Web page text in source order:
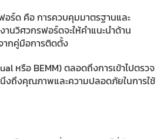
อร์ด คือ การควบคุมมาตรฐานและ
วิศวกรฟอร์ดจะให้คำแนะนำด้าน
ากคู่มือการติดตั้ง
หรือ BEMM) ตลอดถึงการเข้าไปตรวจ
ถึงคุณภาพและความปลอดภัยในการใช้